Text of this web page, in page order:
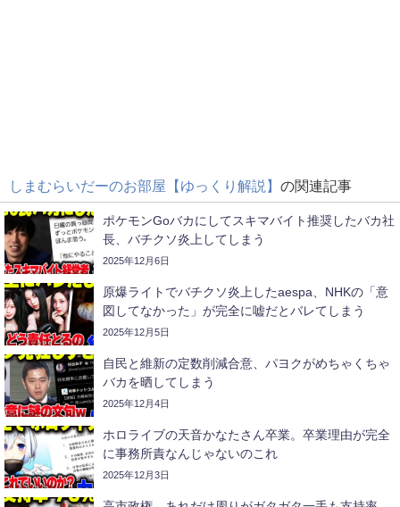
しまむらいだーのお部屋【ゆっくり解説】 の関連記事
ポケモンGoバカにしてスキマバイト推奨したバカ社
長、バチクソ炎上してしまう
2025年12月6日
原爆ライトでバチクソ炎上したaespa、NHKの「意
図してなかった」が完全に嘘だとバレてしまう
2025年12月5日
自民と維新の定数削減合意、パヨクがめちゃくちゃ
バカを晒してしまう
2025年12月4日
ホロライブの天音かなたさん卒業。卒業理由が完全
に事務所責なんじゃないのこれ
2025年12月3日